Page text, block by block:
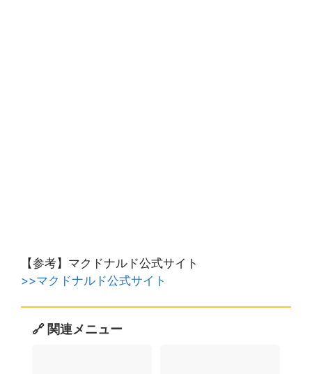
【参考】マクドナルド公式サイト
>>マクドナルド公式サイト
🔗 関連メニュー